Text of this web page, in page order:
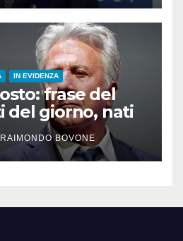
IN EVIDENZA
frase del
del giorno, nati
oggi
RAIMONDO BOVONE